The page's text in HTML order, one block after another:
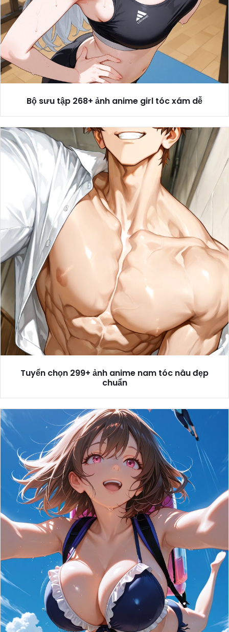
Bộ sưu tập 268+ ảnh anime girl tóc xám dễ
Tuyển chọn 299+ ảnh anime nam tóc nâu đẹp
chuẩn